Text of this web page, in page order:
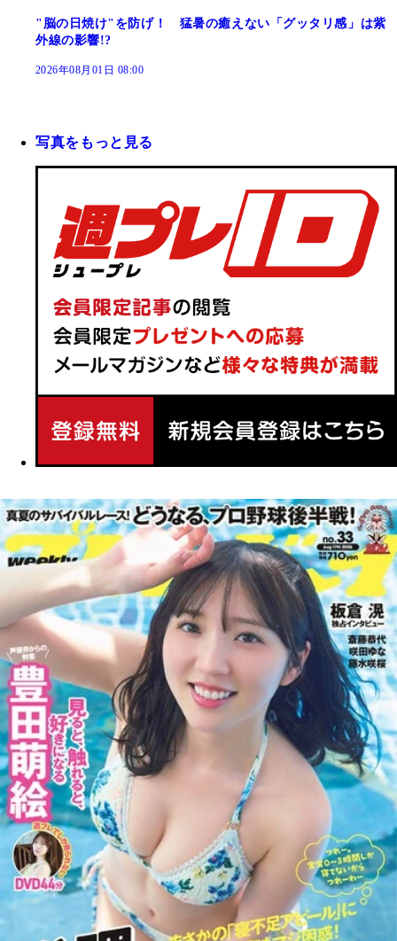
"脳の日焼け"を防げ！ 猛暑の癒えない「グッタリ感」は紫
外線の影響!?
2026年08月01日 08:00
写真をもっと見る